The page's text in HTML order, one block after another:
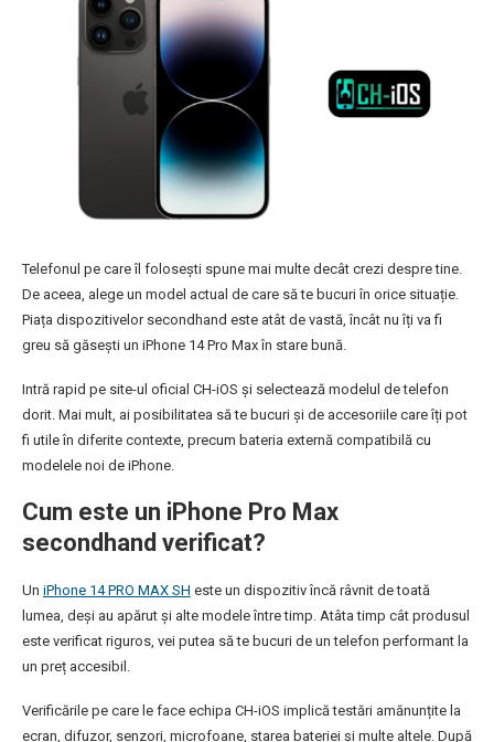
Telefonul pe care îl folosești spune mai multe decât crezi despre tine.
De aceea, alege un model actual de care să te bucuri în orice situație.
Piața dispozitivelor secondhand este atât de vastă, încât nu îți va fi
greu să găsești un iPhone 14 Pro Max în stare bună.
Intră rapid pe site-ul oficial CH-iOS și selectează modelul de telefon
dorit. Mai mult, ai posibilitatea să te bucuri și de accesoriile care îți pot
fi utile în diferite contexte, precum bateria externă compatibilă cu
modelele noi de iPhone.
Cum este un iPhone Pro Max
secondhand verificat?
Un iPhone 14 PRO MAX SH este un dispozitiv încă râvnit de toată
lumea, deși au apărut și alte modele între timp. Atâta timp cât produsul
este verificat riguros, vei putea să te bucuri de un telefon performant la
un preț accesibil.
Verificările pe care le face echipa CH-iOS implică testări amănunțite la
ecran, difuzor, senzori, microfoane, starea bateriei și multe altele. După